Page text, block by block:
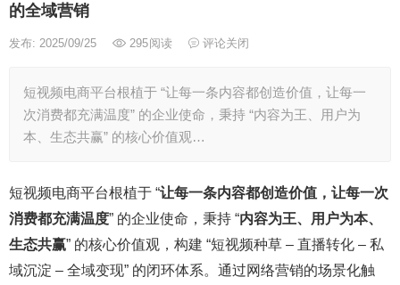
的全域营销
发布: 2025/09/25 295阅读 评论关闭
短视频电商平台根植于 “让每一条内容都创造价值，让每一
次消费都充满温度” 的企业使命，秉持 “内容为王、用户为
本、生态共赢” 的核心价值观…
短视频电商平台根植于 “让每一条内容都创造价值，让每一次
消费都充满温度” 的企业使命，秉持 “内容为王、用户为本、
生态共赢” 的核心价值观，构建 “短视频种草 – 直播转化 – 私
域沉淀 – 全域变现” 的闭环体系。通过网络营销的场景化触